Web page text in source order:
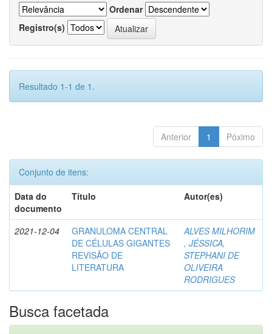
Ordenar
Registro(s)
Resultado 1-1 de 1.
Anterior 1 Póximo
Conjunto de itens:
Data do
documento
Título Autor(es)
2021-12-04
GRANULOMA CENTRAL
DE CÉLULAS GIGANTES
REVISÃO DE
LITERATURA
ALVES MILHORIM
, JÉSSICA,
STEPHANI DE
OLIVEIRA
RODRIGUES
Busca facetada